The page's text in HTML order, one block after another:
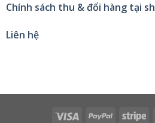
Chính sách thu & đổi hàng tại
Liên hệ